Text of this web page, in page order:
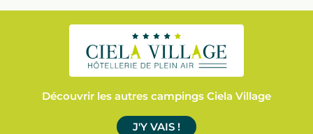
Découvrir les autres campings Ciela Village
J'Y VAIS !